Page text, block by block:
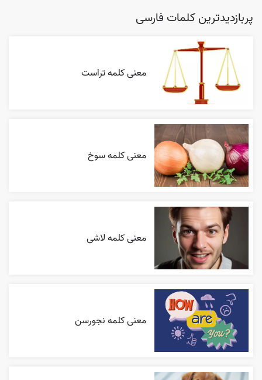
پربازدیدترین کلمات فارسی
معنی کلمه تراست
معنی کلمه سوخ
معنی کلمه لاشی
معنی کلمه نجورسن